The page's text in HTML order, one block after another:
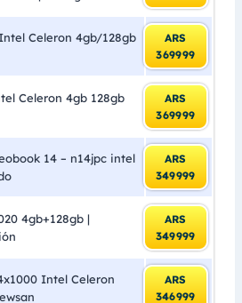
Celeron 4gb/128gb
ARS
369999
Celeron 4gb 128gb
ARS
369999
14 – n14jpc intel
ARS
349999
4gb+128gb |
ARS
349999
Intel Celeron
ARS
346999